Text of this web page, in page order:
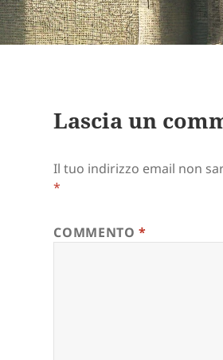
Lascia un
Il tuo indirizzo email non
*
COMMENTO*